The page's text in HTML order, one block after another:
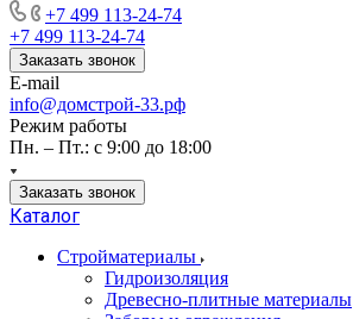
+7 499 113-24-74
+7 499 113-24-74
Заказать звонок
E-mail
info@домстрой-33.рф
Режим работы
Пн. – Пт.: с 9:00 до 18:00
Заказать звонок
Каталог
Стройматериалы
Гидроизоляция
Древесно-плитные материалы